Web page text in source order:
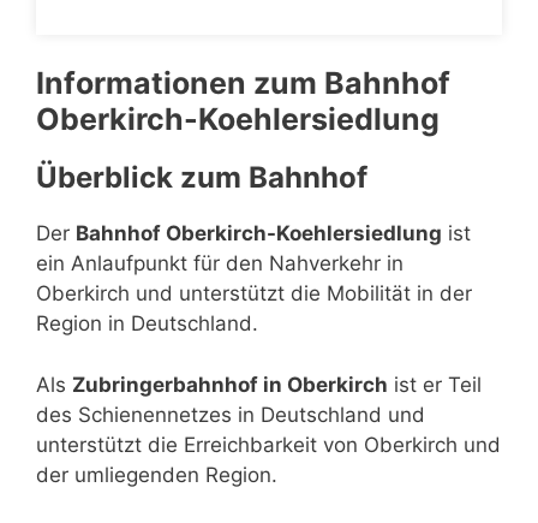
Informationen zum Bahnhof
Oberkirch-Koehlersiedlung
Überblick zum Bahnhof
Der Bahnhof Oberkirch-Koehlersiedlung ist
ein Anlaufpunkt für den Nahverkehr in
Oberkirch und unterstützt die Mobilität in der
Region in Deutschland.
Als Zubringerbahnhof in Oberkirch ist er Teil
des Schienennetzes in Deutschland und
unterstützt die Erreichbarkeit von Oberkirch und
der umliegenden Region.